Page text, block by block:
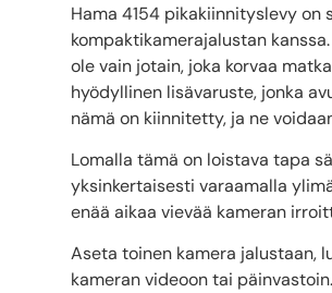
Hama 4154 pikakiinnityslevy
kompaktikamerajalustan
ole vain jotain, joka korvaa
hyödyllinen lisävaruste, jonka
nämä on kiinnitetty, ja ne
Lomalla tämä on loistava tapa
yksinkertaisesti varaamalla
enää aikaa vievää kameran
Aseta toinen kamera jalustaan,
kameran videoon tai